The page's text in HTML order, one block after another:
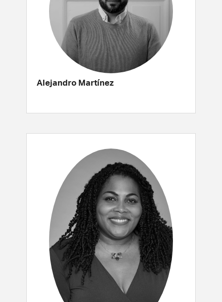
Alejandro Martínez